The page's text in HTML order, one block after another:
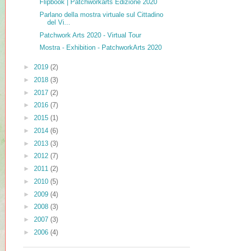
Flipbook | Patchworkarts Edizione 2020
Parlano della mostra virtuale sul Cittadino
del Vi...
Patchwork Arts 2020 - Virtual Tour
Mostra - Exhibition - PatchworkArts 2020
► 2019 (2)
► 2018 (3)
► 2017 (2)
► 2016 (7)
► 2015 (1)
► 2014 (6)
► 2013 (3)
► 2012 (7)
► 2011 (2)
► 2010 (5)
► 2009 (4)
► 2008 (3)
► 2007 (3)
► 2006 (4)